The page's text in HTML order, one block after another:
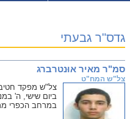
גדס"ר גבעתי
סמ"ר מאיר אוּנטרברג
צל"ש המח"ט
צל"ש מפקד
במרחב הכפרי